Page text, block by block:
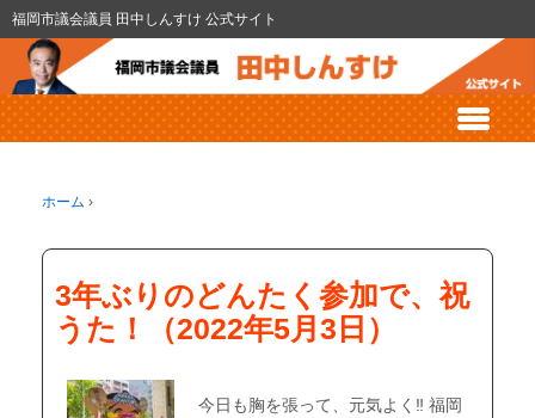
福岡市議会議員 田中しんすけ 公式サイト
ホーム ›
3年ぶりのどんたく参加で、祝
うた！（2022年5月3日）
今日も胸を張って、元気よく‼ 福岡